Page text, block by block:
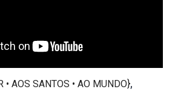
• AOS SANTOS • AO MUNDO},